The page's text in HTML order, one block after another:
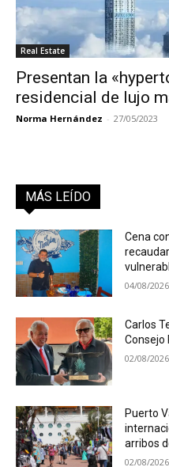
Real Estate
Presentan la
residencial de lujo
Norma Hernández - 27/05/2023
MÁS LEÍDO
Cena
04/08/2026
Carlos
Consejo
02/08/2026
Puerto
arribos
02/08/2026